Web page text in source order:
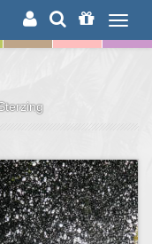
ERLEBNISSUCHE